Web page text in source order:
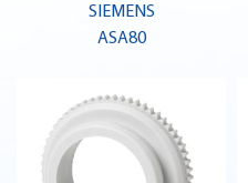
SIEMENS
ASA80